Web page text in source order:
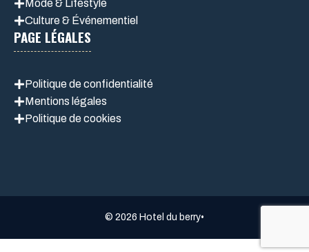
Mode & Lifestyle
Culture & Événementiel
PAGE LÉGALES
Politique de confidentialité
Mentions légales
Politique de cookies
© 2026 Hotel du berry•